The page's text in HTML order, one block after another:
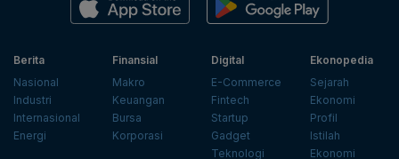
Berita
Nasional
Industri
Internasional
Energi
Finansial
Makro
Keuangan
Bursa
Korporasi
Digital
E-Commerce
Fintech
Startup
Gadget
Teknologi
Ekonopedia
Sejarah
Ekonomi
Profil
Istilah
Ekonomi